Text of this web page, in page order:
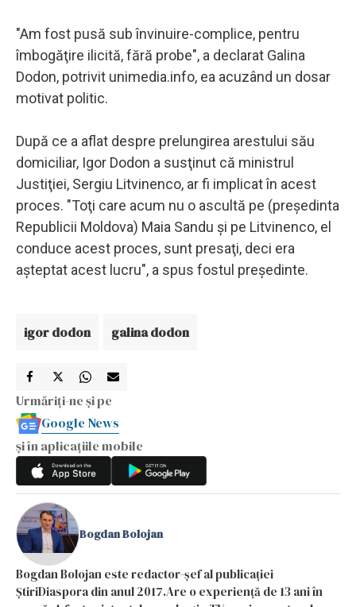
"Am fost pusă sub învinuire-complice, pentru
îmbogăţire ilicită, fără probe", a declarat Galina
Dodon, potrivit unimedia.info, ea acuzând un dosar
motivat politic.
După ce a aflat despre prelungirea arestului său
domiciliar, Igor Dodon a susţinut că ministrul
Justiţiei, Sergiu Litvinenco, ar fi implicat în acest
proces. "Toţi care acum nu o ascultă pe (preşedinta
Republicii Moldova) Maia Sandu şi pe Litvinenco, el
conduce acest proces, sunt presaţi, deci era
aşteptat acest lucru", a spus fostul preşedinte.
igor dodon galina dodon
Urmăriți-ne și pe
Google News
și în aplicațiile mobile
Bogdan Bolojan
Bogdan Bolojan este redactor-șef al publicației
ȘtiriDiaspora din anul 2017.Are o experiență de 13 ani în